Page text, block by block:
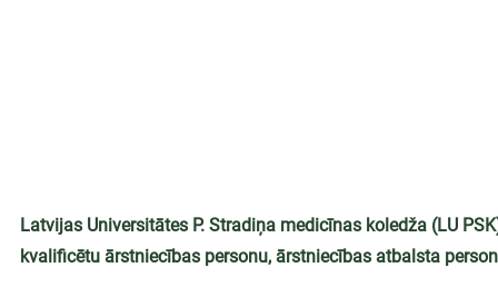
Latvijas Universitātes P. Stradiņa medicīnas koledža (LU
kvalificētu ārstniecības personu, ārstniecības atbalsta